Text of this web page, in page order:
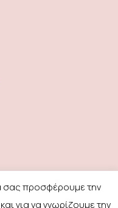
σας προσφέρουμε την
για να γνωρίζουμε την